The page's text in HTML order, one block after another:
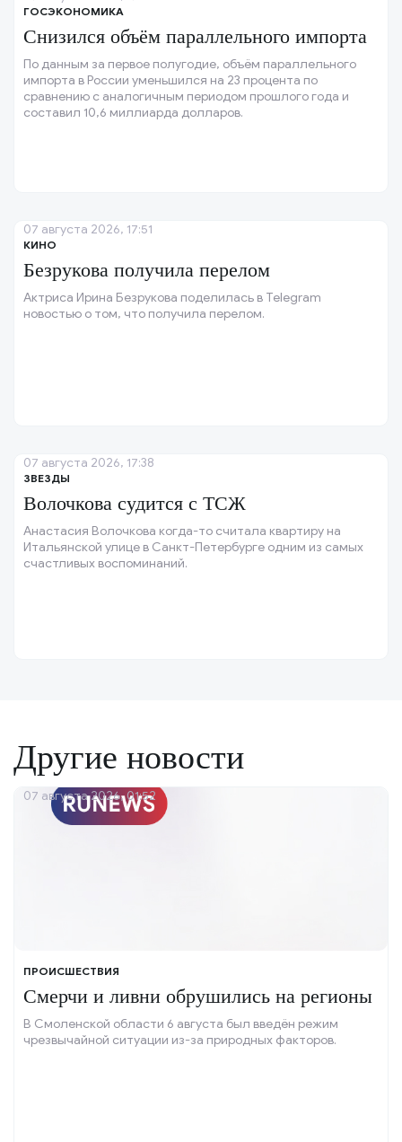
ГОСЭКОНОМИКА
Снизился объём параллельного импорта
По данным за первое полугодие, объём параллельного
импорта в России уменьшился на 23 процента по
сравнению с аналогичным периодом прошлого года и
составил 10,6 миллиарда долларов.
КИНО
Безрукова получила перелом
Актриса Ирина Безрукова поделилась в Telegram
новостью о том, что получила перелом.
07 августа 2026, 17:51
ЗВЕЗДЫ
Волочкова судится с ТСЖ
Анастасия Волочкова когда-то считала квартиру на
Итальянской улице в Санкт-Петербурге одним из самых
счастливых воспоминаний.
07 августа 2026, 17:38
Другие новости
ПРОИСШЕСТВИЯ
Смерчи и ливни обрушились на регионы
В Смоленской области 6 августа был введён режим
чрезвычайной ситуации из-за природных факторов.
07 августа 2026, 01:52